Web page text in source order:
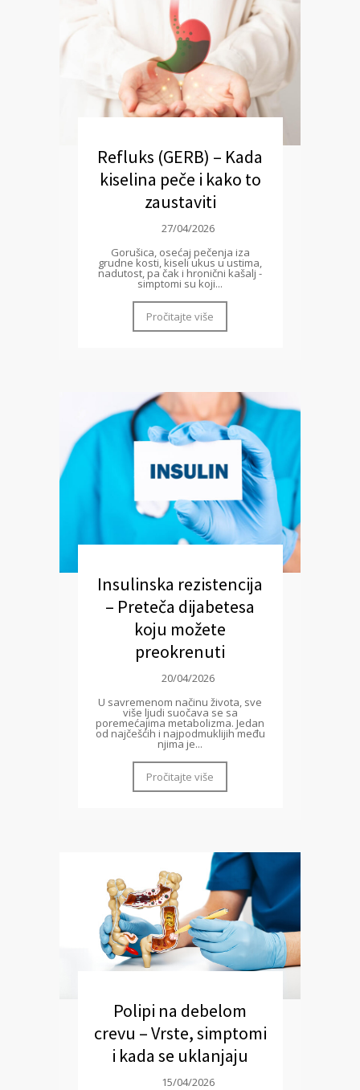
Refluks (GERB) – Kada
kiselina peče i kako to
zaustaviti
27/04/2026
Gorušica, osećaj pečenja iza
grudne kosti, kiseli ukus u ustima,
nadutost, pa čak i hronični kašalj -
simptomi su koji...
Pročitajte više
Insulinska rezistencija
– Preteča dijabetesa
koju možete
preokrenuti
20/04/2026
U savremenom načinu života, sve
više ljudi suočava se sa
poremećajima metabolizma. Jedan
od najčešćih i najpodmuklijih među
njima je...
Pročitajte više
Polipi na debelom
crevu – Vrste, simptomi
i kada se uklanjaju
15/04/2026